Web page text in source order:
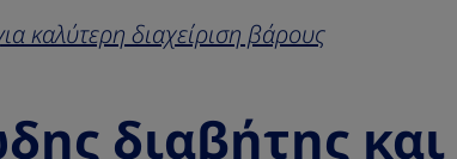
καλύτερη διαχείριση βάρους
διαβήτης και